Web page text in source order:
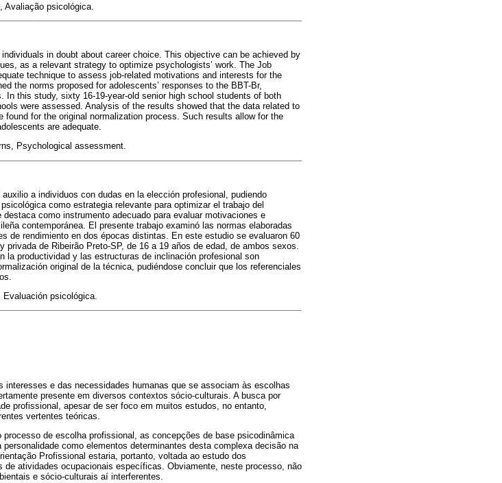
Avaliação psicológica.
in doubt about career choice. This objective can be achieved by
as a relevant strategy to optimize psychologists’ work. The Job
technique to assess job-related motivations and interests for the
the norms proposed for adolescents’ responses to the BBT-Br,
In this study, sixty 16-19-year-old senior high school students of both
were assessed. Analysis of the results showed that the data related to
for the original normalization process. Such results allow for the
are adequate.
Psychological assessment.
a individuos con dudas en la elección profesional, pudiendo
como estrategia relevante para optimizar el trabajo del
como instrumento adecuado para evaluar motivaciones e
contemporánea. El presente trabajo examinó las normas elaboradas
de rendimiento en dos épocas distintas. En este estudio se evaluaron 60
de Ribeirão Preto-SP, de 16 a 19 años de edad, de ambos sexos.
la productividad y las estructuras de inclinación profesional son
original de la técnica, pudiéndose concluir que los referenciales
Evaluación psicológica.
e das necessidades humanas que se associam às escolhas
presente em diversos contextos sócio-culturais. A busca por
profissional, apesar de ser foco em muitos estudos, no entanto,
vertentes teóricas.
de escolha profissional, as concepções de base psicodinâmica
como elementos determinantes desta complexa decisão na
Profissional estaria, portanto, voltada ao estudo dos
atividades ocupacionais específicas. Obviamente, neste processo, não
e sócio-culturais aí interferentes.